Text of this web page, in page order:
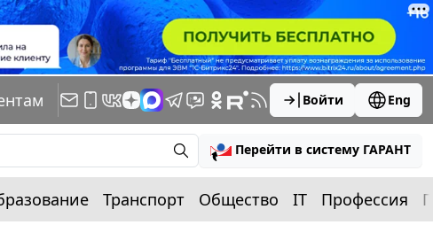
Войти Eng
Перейти в систему ГАРАНТ
Транспорт Общество IT Профессия